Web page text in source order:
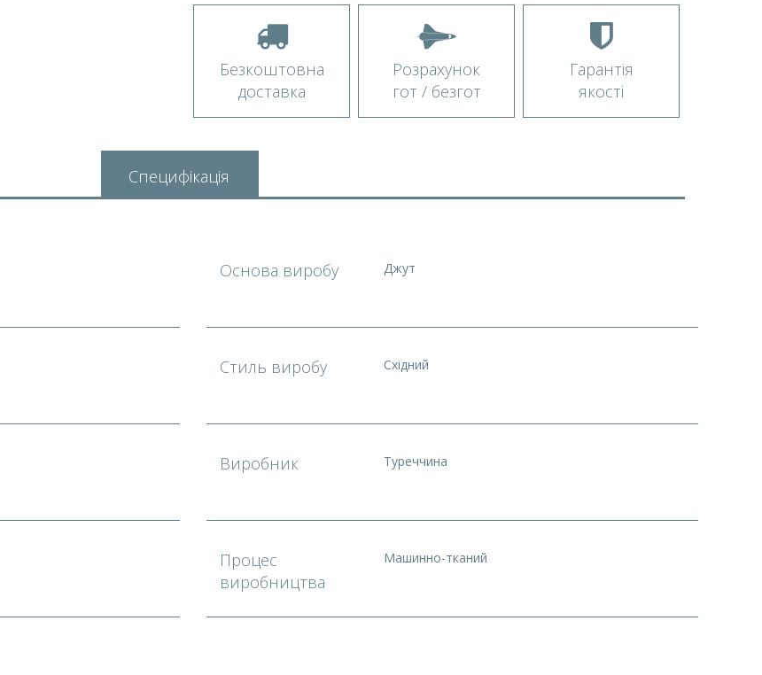
Безкоштовна
доставка
Розрахунок
гот / безгот
Гарантія
якості
Специфікація
Основа виробу Джут
Стиль виробу Східний
Виробник Туреччина
Процес
виробництва
Машинно-тканий